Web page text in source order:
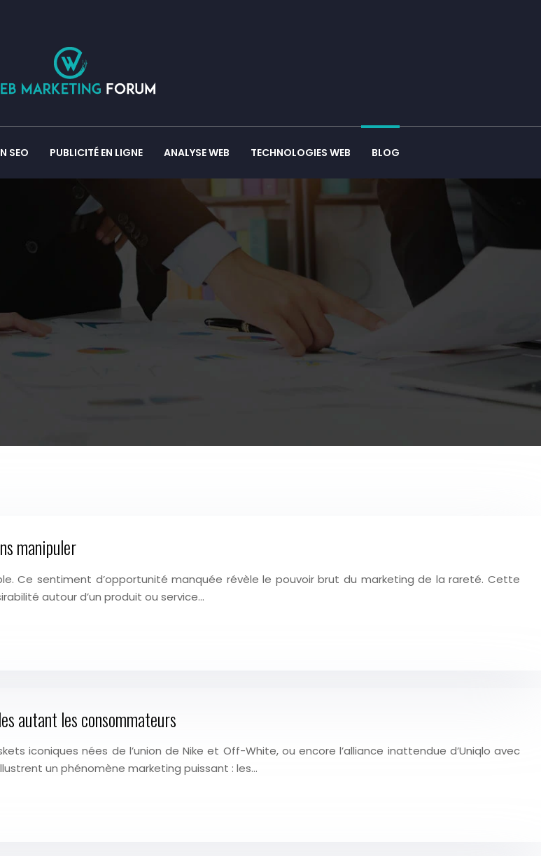
SEO PUBLICITÉ EN LIGNE ANALYSE WEB TECHNOLOGIES WEB BLOG
manipuler
Ce sentiment d’opportunité manquée révèle le pouvoir brut du marketing de la rareté. Cette
autour d’un produit ou service…
autant les consommateurs
iconiques nées de l’union de Nike et Off-White, ou encore l’alliance inattendue d’Uniqlo avec
un phénomène marketing puissant : les…